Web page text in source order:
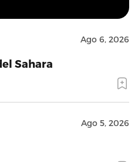
Ago 6, 2026
Sahara
Ago 5, 2026